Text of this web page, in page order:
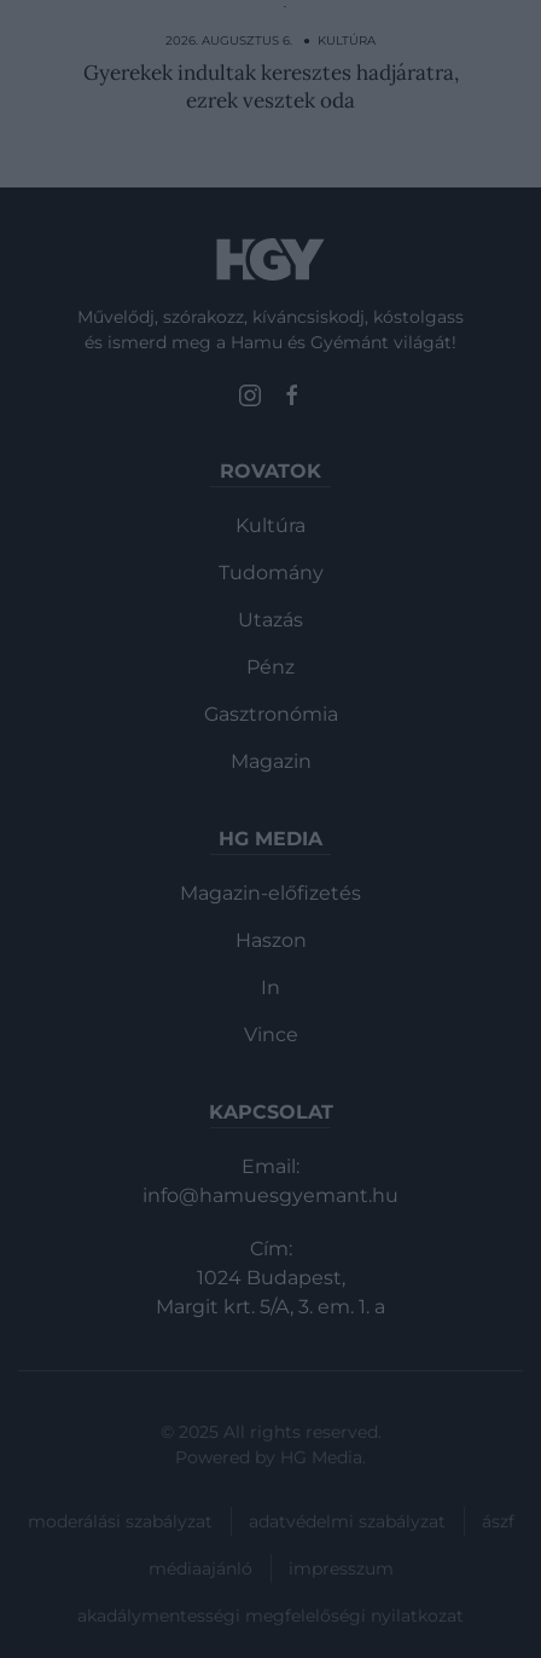
A középkori bordélyházakban veréssel és
éheztetéssel…
2026. AUGUSZTUS 6. ● KULTÚRA
Gyerekek indultak keresztes hadjáratra,
ezrek vesztek oda
Művelődj, szórakozz, kíváncsiskodj, kóstolgass
és ismerd meg a Hamu és Gyémánt világát!
ROVATOK
Kultúra
Tudomány
Utazás
Pénz
Gasztronómia
Magazin
HG MEDIA
Magazin-előfizetés
Haszon
In
Vince
KAPCSOLAT
Email:
info@hamuesgyemant.hu
Cím:
1024 Budapest,
Margit krt. 5/A, 3. em. 1. a
© 2025 All rights reserved.
Powered by HG Media.
moderálási szabályzat adatvédelmi szabályzat ászf
médiaajánló impresszum
akadálymentességi megfelelőségi nyilatkozat